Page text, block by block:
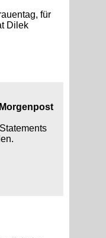
für
Dilek